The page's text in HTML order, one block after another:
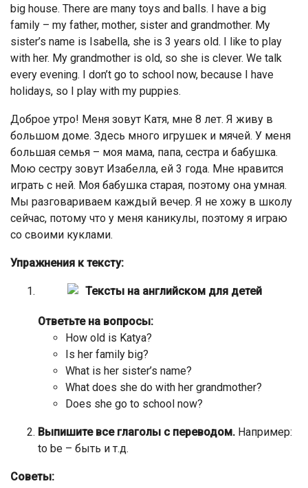
big house. There are many toys and balls. I have a big
family – my father, mother, sister and grandmother. My
sister’s name is Isabella, she is 3 years old. I like to play
with her. My grandmother is old, so she is clever. We talk
every evening. I don’t go to school now, because I have
holidays, so I play with my puppies.
Доброе утро! Меня зовут Катя, мне 8 лет. Я живу в
большом доме. Здесь много игрушек и мячей. У меня
большая семья – моя мама, папа, сестра и бабушка.
Мою сестру зовут Изабелла, ей 3 года. Мне нравится
играть с ней. Моя бабушка старая, поэтому она умная.
Мы разговариваем каждый вечер. Я не хожу в школу
сейчас, потому что у меня каникулы, поэтому я играю
со своими куклами.
Упражнения к тексту:
Ответьте на вопросы:
How old is Katya?
Is her family big?
What is her sister’s name?
What does she do with her grandmother?
Does she go to school now?
Выпишите все глаголы с переводом. Например:
to be – быть и т.д.
Советы: